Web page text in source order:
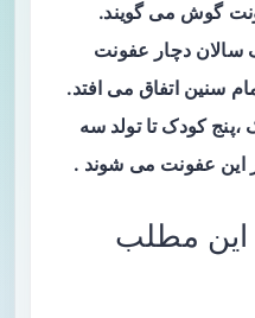
گوش می گویند.
سالان دچار عفونت
سنین اتفاق می افتد.
کودک تا تولد سه
این عفونت می شوند .
این مطلب